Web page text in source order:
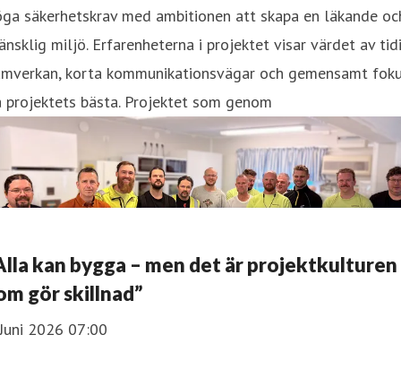
säkerhetskrav med ambitionen att skapa en läkande
miljö. Erfarenheterna i projektet visar värdet av
korta kommunikationsvägar och gemensamt
projektets bästa. Projektet som genom
kan bygga – men det är projektkulturen
gör skillnad”
2026 07:00